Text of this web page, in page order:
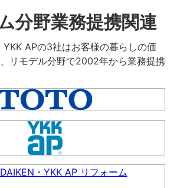
分野業務提携関連
YKK APの3社はお客様の暮らしの価
リモデル分野で2002年から業務提携